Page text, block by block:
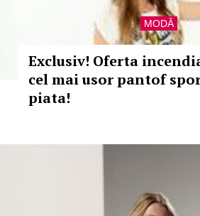
MODĂ
Exclusiv! Oferta
cel mai usor pantof
piata!